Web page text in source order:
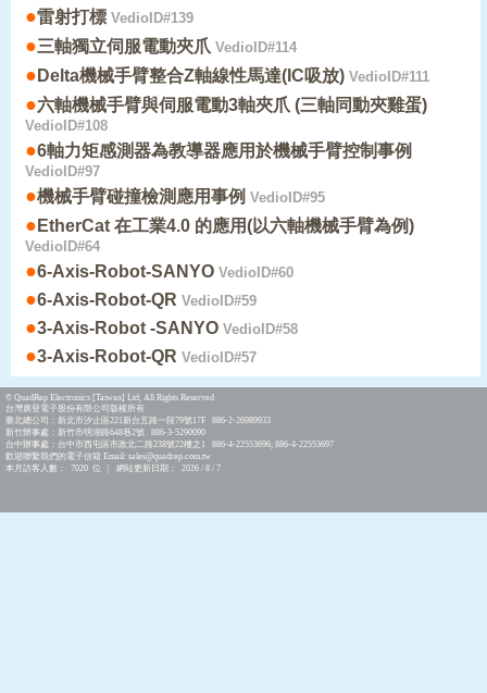
●雷射打標 VedioID#139
●三軸獨立伺服電動夾爪 VedioID#114
● Delta機械手臂整合Z軸線性馬達(IC吸放) VedioID#111
●六軸機械手臂與伺服電動3軸夾爪 (三軸同動夾雞蛋)
VedioID#108
●6軸力矩感測器為教導器應用於機械手臂控制事例
VedioID#97
●機械手臂碰撞檢測應用事例 VedioID#95
● EtherCat 在工業4.0 的應用(以六軸機械手臂為例)
VedioID#64
●6-Axis-Robot-SANYO VedioID#60
●6-Axis-Robot-QR VedioID#59
●3-Axis-Robot -SANYO VedioID#58
●3-Axis-Robot-QR VedioID#57
© QuadRep Electronics [Taiwan] Ltd, All Rights Reserved
台灣廣登電子股份有限公司版權所有
臺北總公司：新北市汐止區221新台五路一段79號17F 886-2-26989933
新竹辦事處：新竹市明湖路648巷2號 886-3-5290090
台中辦事處：台中市西屯區市政北二路238號22樓之1 886-4-22553696; 886-4-22553697
歡迎聯繫我們的電子信箱 Email: sales@quadrep.com.tw
本月訪客人數： 7020 位 | 網站更新日期： 2026 / 8 / 7